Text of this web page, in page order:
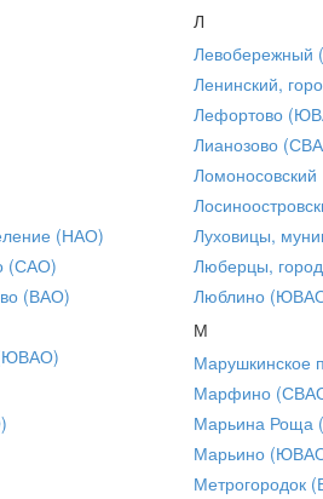
(НАО)
(САО)
(ВАО)
Л
Ленинский,
Лефортово
Лианозово
Луховицы,
Люберцы,
Люблино
М
Марушкинское
Марфино
Марьина Роща
Марьино
Метрогородок